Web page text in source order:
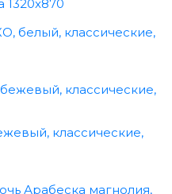
белый, классические,
классические,